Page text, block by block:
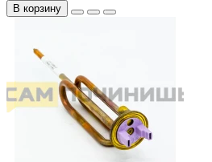
В корзину